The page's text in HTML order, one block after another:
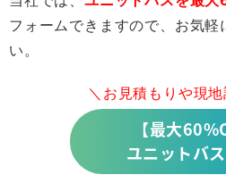
フォームできますので、お気軽
い。
＼お見積もりや現
【最大
ユニットバ